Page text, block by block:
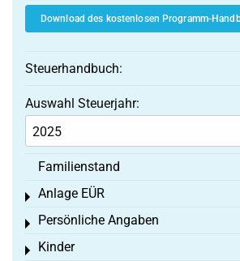
Download des kostenlosen Programm-
Steuerhandbuch:
Auswahl Steuerjahr:
Familienstand
Anlage EÜR
Toggle menu
Persönliche Angaben
Toggle menu
Kinder
Toggle menu